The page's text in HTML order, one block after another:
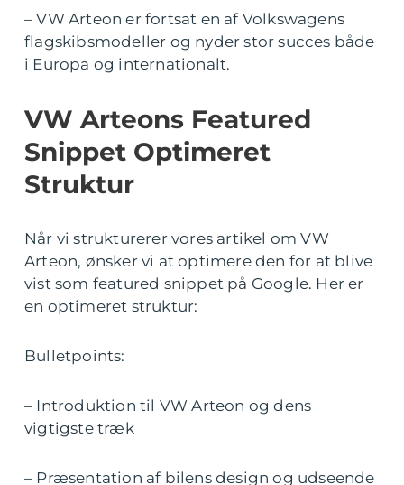
– VW Arteon er fortsat en af Volkswagens
flagskibsmodeller og nyder stor succes både
i Europa og internationalt.
VW Arteons Featured
Snippet Optimeret
Struktur
Når vi strukturerer vores artikel om VW
Arteon, ønsker vi at optimere den for at blive
vist som featured snippet på Google. Her er
en optimeret struktur:
Bulletpoints:
– Introduktion til VW Arteon og dens
vigtigste træk
– Præsentation af bilens design og udseende